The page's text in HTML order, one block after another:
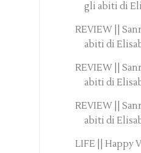
gli abiti di
REVIEW ||
abiti di
REVIEW ||
abiti di
REVIEW ||
abiti di
LIFE || Happy